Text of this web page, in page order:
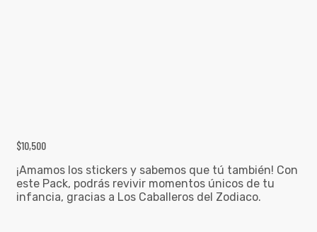
$10,500
¡Amamos los stickers y sabemos que tú también! Con
este Pack, podrás revivir momentos únicos de tu
infancia, gracias a Los Caballeros del Zodiaco.